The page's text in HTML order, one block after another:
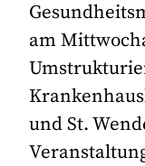
am
und St.